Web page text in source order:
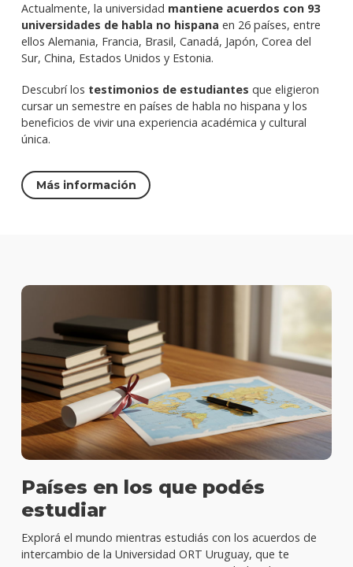
Actualmente, la universidad mantiene acuerdos con 93
universidades de habla no hispana en 26 países, entre
ellos Alemania, Francia, Brasil, Canadá, Japón, Corea del
Sur, China, Estados Unidos y Estonia.
Descubrí los testimonios de estudiantes que eligieron
cursar un semestre en países de habla no hispana y los
beneficios de vivir una experiencia académica y cultural
única.
Más información
Países en los que podés
estudiar
Explorá el mundo mientras estudiás con los acuerdos de
intercambio de la Universidad ORT Uruguay, que te